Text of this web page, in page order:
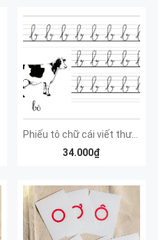
Phiếu tô chữ cái viết thường
34.000₫